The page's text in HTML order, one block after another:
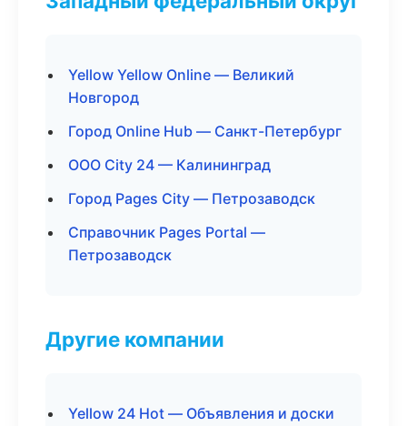
Yellow Yellow Online — Великий
Новгород
Город Online Hub — Санкт-Петербург
ООО City 24 — Калининград
Город Pages City — Петрозаводск
Справочник Pages Portal —
Петрозаводск
Другие компании
Yellow 24 Hot — Объявления и доски